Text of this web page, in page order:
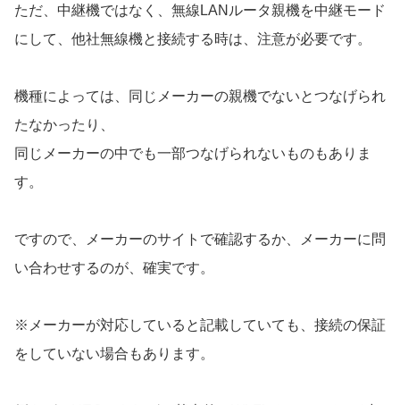
ただ、中継機ではなく、無線LANルータ親機を中継モード
にして、他社無線機と接続する時は、注意が必要です。
機種によっては、同じメーカーの親機でないとつなげられ
たなかったり、
同じメーカーの中でも一部つなげられないものもありま
す。
ですので、メーカーのサイトで確認するか、メーカーに問
い合わせするのが、確実です。
※メーカーが対応していると記載していても、接続の保証
をしていない場合もあります。